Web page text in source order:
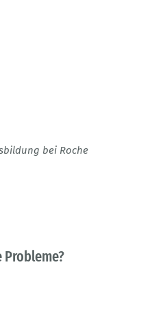
bei Roche